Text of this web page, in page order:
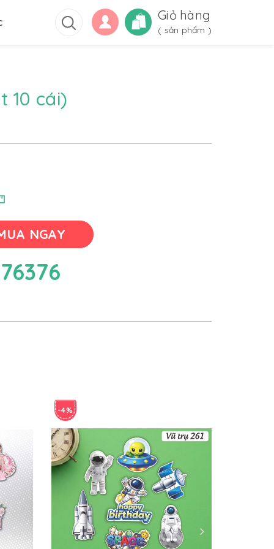
Giỏ hàng
( sản phẩm )
10 cái)
NGAY
-4%